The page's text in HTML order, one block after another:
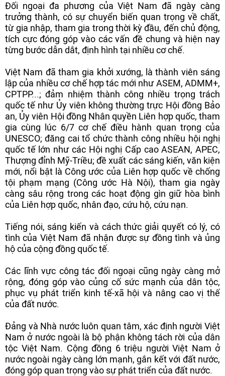
Đối ngoại đa phương của Việt Nam đã ngày càng
trưởng thành, có sự chuyển biến quan trọng về chất,
từ gia nhập, tham gia trong thời kỳ đầu, đến chủ động,
tích cực đóng góp vào các vấn đề chung và hiện nay
từng bước dẫn dắt, định hình tại nhiều cơ chế.
Việt Nam đã tham gia khởi xướng, là thành viên sáng
lập của nhiều cơ chế hợp tác mới như ASEM, ADMM+,
CPTPP...; đảm nhiệm thành công nhiều trọng trách
quốc tế như Ủy viên không thường trực Hội đồng Bảo
an, Ủy viên Hội đồng Nhân quyền Liên hợp quốc, tham
gia cùng lúc 6/7 cơ chế điều hành quan trọng của
UNESCO; đăng cai tổ chức thành công nhiều hội nghị
quốc tế lớn như các Hội nghị Cấp cao ASEAN, APEC,
Thượng đỉnh Mỹ-Triều; đề xuất các sáng kiến, văn kiện
mới, nổi bật là Công ước của Liên hợp quốc về chống
tội phạm mạng (Công ước Hà Nội), tham gia ngày
càng sâu rộng trong các hoạt động gìn giữ hòa bình
của Liên hợp quốc, nhân đạo, cứu hộ, cứu nạn.
Tiếng nói, sáng kiến và cách thức giải quyết có lý, có
tình của Việt Nam đã nhận được sự đồng tình và ủng
hộ của cộng đồng quốc tế.
Các lĩnh vực công tác đối ngoại cũng ngày càng mở
rộng, đóng góp vào củng cố sức mạnh của dân tộc,
phục vụ phát triển kinh tế-xã hội và nâng cao vị thế
của đất nước.
Đảng và Nhà nước luôn quan tâm, xác định người Việt
Nam ở nước ngoài là bộ phận không tách rời của dân
tộc Việt Nam. Cộng đồng 6 triệu người Việt Nam ở
nước ngoài ngày càng lớn mạnh, gắn kết với đất nước,
đóng góp quan trọng vào sự phát triển của đất nước.